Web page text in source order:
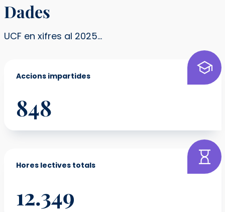
Dades
UCF en xifres al 2025...
Accions impartides
848
Hores lectives totals
12.349